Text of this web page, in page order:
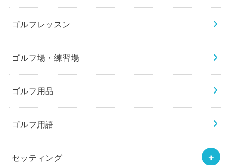
ゴルフレッスン
ゴルフ場・練習場
ゴルフ用品
ゴルフ用語
セッティング